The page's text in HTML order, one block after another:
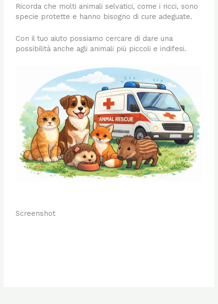
Ricorda che molti animali selvatici, come i ricci, sono
specie protette e hanno bisogno di cure adeguate.
Con il tuo aiuto possiamo cercare di dare una
possibilità anche agli animali più piccoli e indifesi.
Screenshot